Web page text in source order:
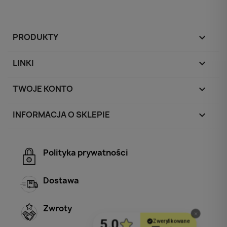
PRODUKTY 
LINKI 
TWOJE KONTO 
INFORMACJA O SKLEPIE keyboard_arrow_down
Polityka prywatności
Dostawa
Zwroty